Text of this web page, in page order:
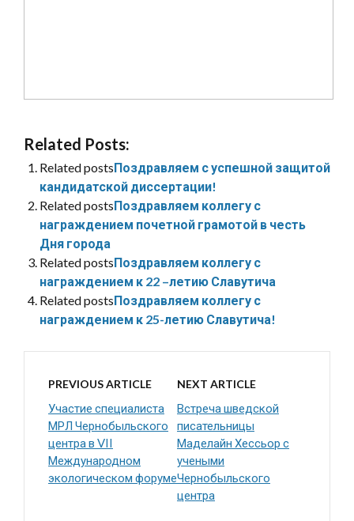
Related Posts:
Related postsПоздравляем с успешной защитой
кандидатской диссертации!
Related postsПоздравляем коллегу с
награждением почетной грамотой в честь
Дня города
Related postsПоздравляем коллегу с
награждением к 22 –летию Славутича
Related postsПоздравляем коллегу с
награждением к 25-летию Славутича!
PREVIOUS ARTICLE
Участие специалиста
МРЛ Чернобыльского
центра в VII
Международном
экологическом форуме
NEXT ARTICLE
Встреча шведской
писательницы
Маделайн Хессьор с
учеными
Чернобыльского
центра